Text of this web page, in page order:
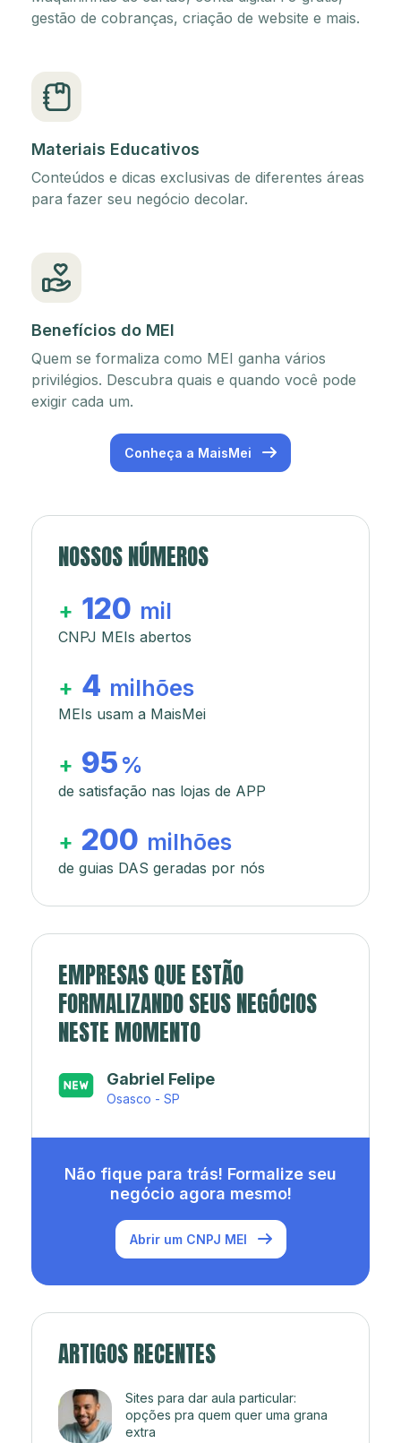
gestão de cobranças, criação de website e mais.
Materiais Educativos
Conteúdos e dicas exclusivas de diferentes áreas
para fazer seu negócio decolar.
Benefícios do MEI
Quem se formaliza como MEI ganha vários
privilégios. Descubra quais e quando você pode
exigir cada um.
Conheça a MaisMei
NOSSOS NÚMEROS
+ 120 mil
CNPJ MEIs abertos
+ 4 milhões
MEIs usam a MaisMei
+ 95 %
de satisfação nas lojas de APP
+ 200 milhões
de guias DAS geradas por nós
EMPRESAS QUE ESTÃO
FORMALIZANDO SEUS NEGÓCIOS
NESTE MOMENTO
Japa’s açaí e sorveteria
Rio de Janeiro - RJ
Não fique para trás! Formalize seu
negócio agora mesmo!
Abrir um CNPJ MEI
ARTIGOS RECENTES
Sites para dar aula particular:
opções pra quem quer uma grana
extra